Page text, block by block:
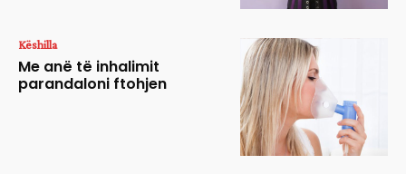
Këshilla
Me anë të inhalimit
parandaloni ftohjen